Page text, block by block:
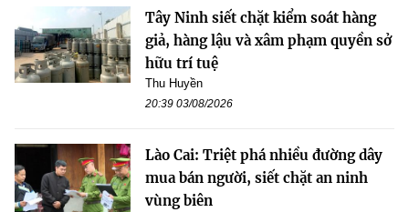
Tây Ninh siết chặt kiểm soát hàng
giả, hàng lậu và xâm phạm quyền sở
hữu trí tuệ
Thu Huyền
20:39 03/08/2026
Lào Cai: Triệt phá nhiều đường dây
mua bán người, siết chặt an ninh
vùng biên